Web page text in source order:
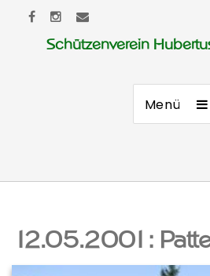
Schützenverein
Menü
12.05.2001: